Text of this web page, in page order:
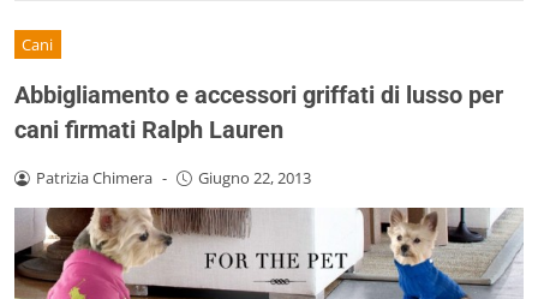
Cani
Abbigliamento e accessori griffati di lusso per
cani firmati Ralph Lauren
Patrizia Chimera - Giugno 22, 2013